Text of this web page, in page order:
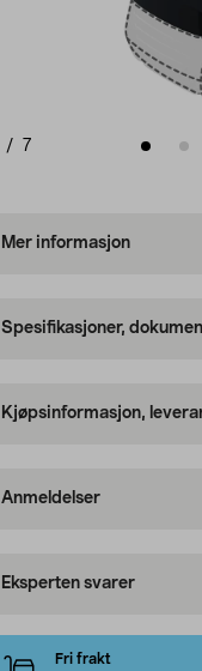
/ 7
Mer informasjon
Spesifikasjoner,
Kjøpsinformasjon,
Anmeldelser
Eksperten svarer
Fri frakt